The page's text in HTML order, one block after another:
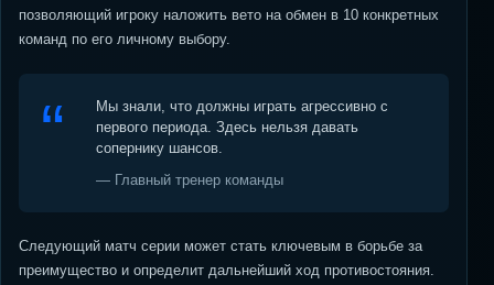
позволяющий игроку наложить вето на обмен в 10 конкретных
команд по его личному выбору.
Мы знали, что должны играть агрессивно с
первого периода. Здесь нельзя давать
сопернику шансов.
— Главный тренер команды
Следующий матч серии может стать ключевым в борьбе за
преимущество и определит дальнейший ход противостояния.